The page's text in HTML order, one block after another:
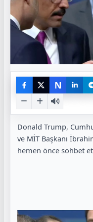
N
Donald Trump,
ve MİT Başkanı
hemen önce sohbet